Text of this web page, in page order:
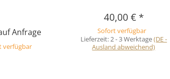
Anfrage
verfügbar
40,00 € *
Sofort verfügbar
Lieferzeit:2 - 3 Werktage(DE -
Ausland abweichend)